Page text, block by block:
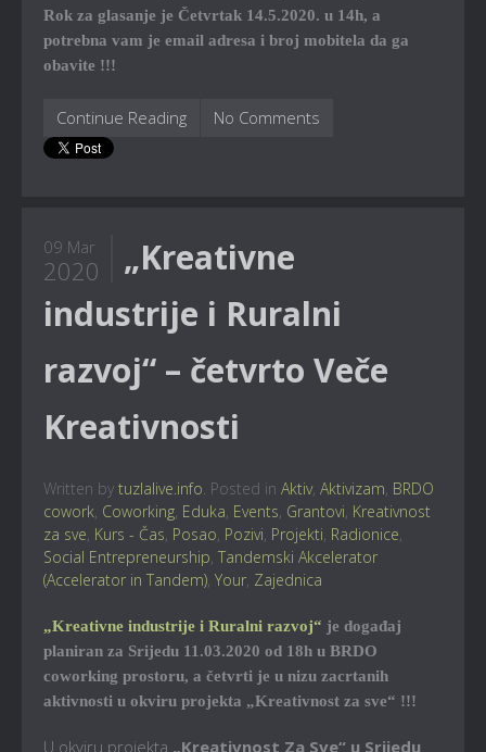
Rok za glasanje je Četvrtak 14.5.2020. u 14h, a
potrebna vam je email adresa i broj mobitela da ga
obavite !!!
Continue Reading No Comments
09 Mar
2020
„Kreativne
industrije i Ruralni
razvoj“ – četvrto Veče
Kreativnosti
Written by tuzlalive.info. Posted in Aktiv, Aktivizam, BRDO
cowork, Coworking, Eduka, Events, Grantovi, Kreativnost
za sve, Kurs - Čas, Posao, Pozivi, Projekti, Radionice,
Social Entrepreneurship, Tandemski Akcelerator
(Accelerator in Tandem), Your, Zajednica
„Kreativne industrije i Ruralni razvoj“ je događaj
planiran za Srijedu 11.03.2020 od 18h u BRDO
coworking prostoru, a četvrti je u nizu zacrtanih
aktivnosti u okviru projekta „Kreativnost za sve“ !!!
U okviru projekta „Kreativnost Za Sve“ u Srijedu